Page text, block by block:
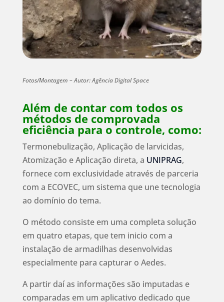
Fotos/Montagem – Autor: Agência Digital Space
Além de contar com todos os
métodos de comprovada
eficiência para o controle, como:
Termonebulização, Aplicação de larvicidas,
Atomização e Aplicação direta, a UNIPRAG,
fornece com exclusividade através de parceria
com a ECOVEC, um sistema que une tecnologia
ao domínio do tema.
O método consiste em uma completa solução
em quatro etapas, que tem inicio com a
instalação de armadilhas desenvolvidas
especialmente para capturar o Aedes.
A partir daí as informações são imputadas e
comparadas em um aplicativo dedicado que